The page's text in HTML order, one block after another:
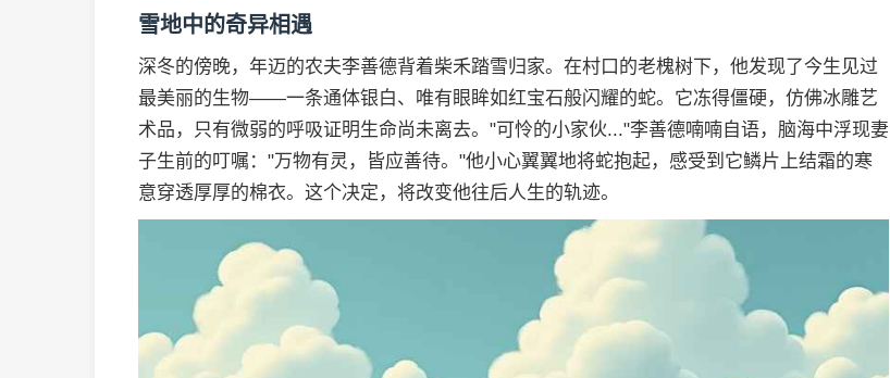
雪地中的奇异相遇
深冬的傍晚，年迈的农夫李善德背着柴禾踏雪归家。在村口的老槐树下，他发现了今生见过
最美丽的生物——一条通体银白、唯有眼眸如红宝石般闪耀的蛇。它冻得僵硬，仿佛冰雕艺
术品，只有微弱的呼吸证明生命尚未离去。"可怜的小家伙..."李善德喃喃自语，脑海中浮现妻
子生前的叮嘱："万物有灵，皆应善待。"他小心翼翼地将蛇抱起，感受到它鳞片上结霜的寒
意穿透厚厚的棉衣。这个决定，将改变他往后人生的轨迹。